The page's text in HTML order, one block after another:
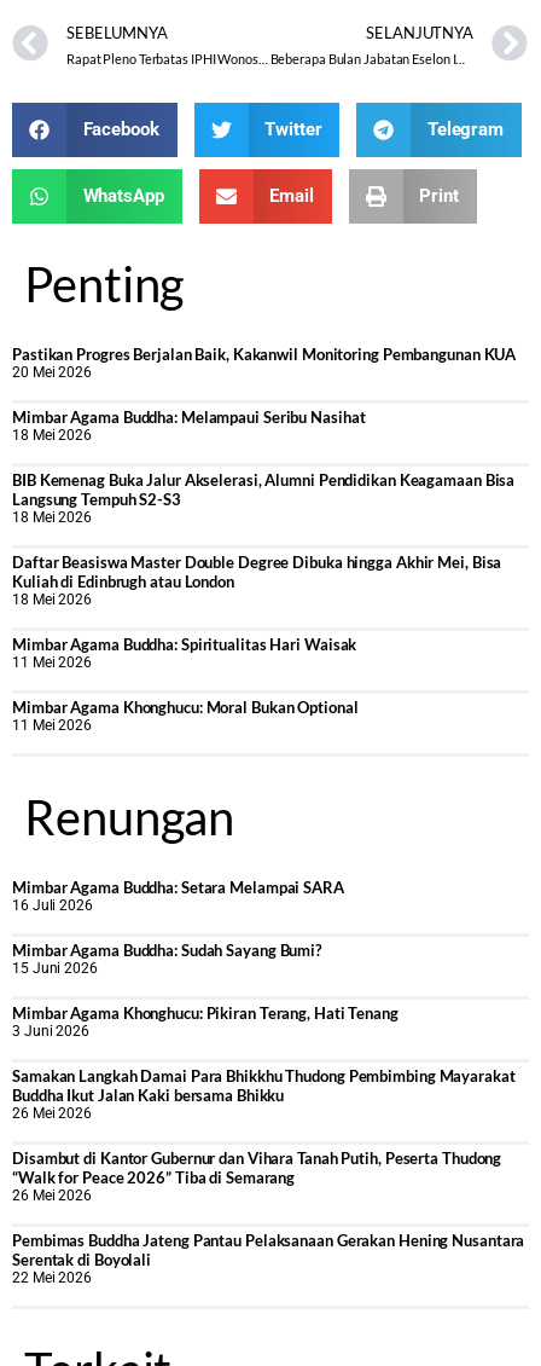
SEBELUMNYA
Rapat Pleno Terbatas IPHI Wonosobo, Bupati dan Kakankemenag Hadir
SELANJUTNYA
Beberapa Bulan Jabatan Eselon IV Kosong, Wiyono Dilantik Menjadi Kasi PD Pontren Kankemenag Sragen
Facebook Twitter Telegram
WhatsApp Email Print
Penting
Pastikan Progres Berjalan Baik, Kakanwil Monitoring Pembangunan KUA
20 Mei 2026
Mimbar Agama Buddha: Melampaui Seribu Nasihat
18 Mei 2026
BIB Kemenag Buka Jalur Akselerasi, Alumni Pendidikan Keagamaan Bisa
Langsung Tempuh S2-S3
18 Mei 2026
Daftar Beasiswa Master Double Degree Dibuka hingga Akhir Mei, Bisa
Kuliah di Edinbrugh atau London
18 Mei 2026
Mimbar Agama Buddha: Spiritualitas Hari Waisak
11 Mei 2026
Mimbar Agama Khonghucu: Moral Bukan Optional
11 Mei 2026
Renungan
Mimbar Agama Buddha: Setara Melampai SARA
16 Juli 2026
Mimbar Agama Buddha: Sudah Sayang Bumi?
15 Juni 2026
Mimbar Agama Khonghucu: Pikiran Terang, Hati Tenang
3 Juni 2026
Samakan Langkah Damai Para Bhikkhu Thudong Pembimbing Mayarakat
Buddha Ikut Jalan Kaki bersama Bhikku
26 Mei 2026
Disambut di Kantor Gubernur dan Vihara Tanah Putih, Peserta Thudong
“Walk for Peace 2026” Tiba di Semarang
26 Mei 2026
‎Pembimas Buddha Jateng Pantau Pelaksanaan Gerakan Hening Nusantara
Serentak di Boyolali
22 Mei 2026